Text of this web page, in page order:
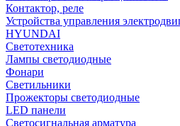
Контактор, реле
Устройства управления
HYUNDAI
Светотехника
Лампы светодиодные
Фонари
Светильники
Прожекторы светодиодные
LED панели
Светосигнальная арматура